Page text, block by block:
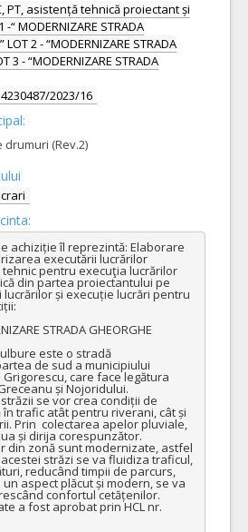
PT, asistență tehnică proiectant și
MODERNIZARE STRADA
LOT 2 - “MODERNIZARE STRADA
3 - “MODERNIZARE STRADA
4230487/2023/16
drumuri (Rev.2)
achiziție îl reprezintă: Elaborare
executării lucrărilor
tehnic pentru execuţia lucrărilor
din partea proiectantului pe
și execuție lucrări pentru
este o stradă
de sud a municipiului
care face legătura
și Nojoridului.
se vor crea condiții de
trafic atât pentru riverani, cât și
Prin  colectarea apelor pluviale,
și dirija corespunzător.
din zonă sunt modernizate, astfel
străzi se va fluidiza traficul,
reducând timpii de parcurs,
aspect plăcut și modern, se va
confortul cetățenilor.
a fost aprobat prin HCL nr.